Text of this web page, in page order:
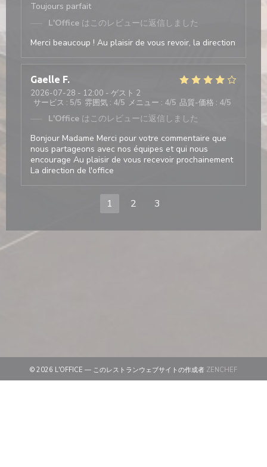
Toujours parfait
L'Office はこのレビューに返信しました
Merci beaucoup ! Au plaisir de vous revoir, la direction
Gaelle F
2026-07-28 - 12:00 - ゲスト 2
サービス : 5/5 雰囲気 : 4/5 メニュー : 4/5 品質-価格 : 4/5
L'Office はこのレビューに返信しました
Bonjour Madame Merci pour votre commentaire que
nous partageons avec nos équipes et qui nous
encourage Au plaisir de vous recevoir prochainement
La direction de l'office
1 2 3
© 2026 L'OFFICE — このレストランウェブサイトの作成者 ZENCHEF((新しい